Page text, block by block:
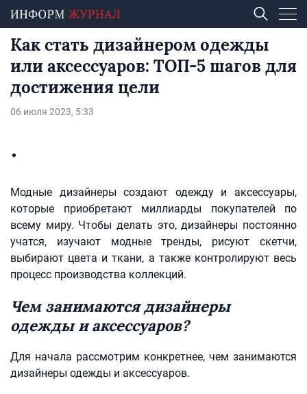
Как стать дизайнером одежды
или аксессуаров: ТОП-5 шагов для
достижения цели
06 июля 2023, 5:33
Модные дизайнеры создают одежду и аксессуары,
которые приобретают миллиарды покупателей по
всему миру. Чтобы делать это, дизайнеры постоянно
учатся, изучают модные тренды, рисуют скетчи,
выбирают цвета и ткани, а также контролируют весь
процесс производства коллекций.
Чем занимаются дизайнеры
одежды и аксессуаров?
Для начала рассмотрим конкретнее, чем занимаются
дизайнеры одежды и аксессуаров.